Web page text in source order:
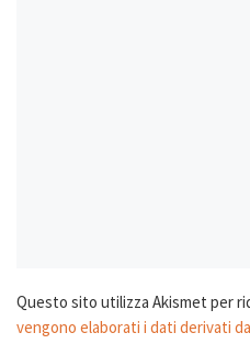
Questo sito utilizza Akismet per
vengono elaborati i dati derivati